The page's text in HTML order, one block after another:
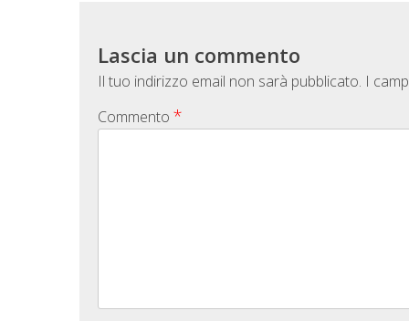
Lascia un commento
Il tuo indirizzo email non sarà pubblicato. I
Commento *